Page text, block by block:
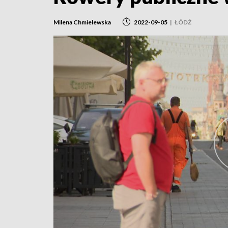
Milena Chmielewska 2022-09-05 | ŁÓDŹ